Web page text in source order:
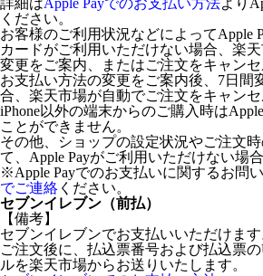
詳細はApple Payでのお支払い方法より
ください。
お客様のご利用状況などによってApple
カードがご利用いただけない場合、楽
変更をご案内、またはご注文をキャンセ
お支払い方法の変更をご案内後、7日間
合、楽天市場が自動でご注文をキャンセ
iPhone以外の端末からのご購入時は
ことができません。
その他、ショップの設定状況やご注文
て、Apple Payがご利用いただけない場
※Apple Payでのお支払いに関するお問
でご連絡 ください。
セブンイレブン（前払）
【備考】
セブンイレブンでお支払いいただけます
ご注文後に、払込票番号および払込票
ルを楽天市場からお送りいたします。